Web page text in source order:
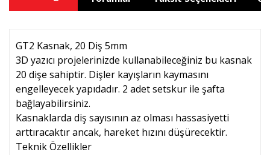
GT2 Kasnak, 20 Diş 5mm
3D yazıcı projelerinizde kullanabileceğiniz bu kasnak
20 dişe sahiptir. Dişler kayışların kaymasını
engelleyecek yapıdadır. 2 adet setskur ile şafta
bağlayabilirsiniz.
Kasnaklarda diş sayısının az olması hassasiyetti
arttıracaktır ancak, hareket hızını düşürecektir.
Teknik Özellikler